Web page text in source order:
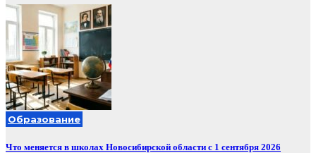
Образование
Что меняется в школах Новосибирской области с 1 сентября 2026